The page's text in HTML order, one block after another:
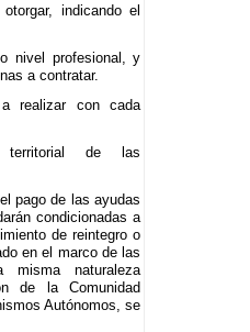
indicando el
nivel profesional, y
a contratar.
realizar con cada
territorial de las
pago de las ayudas
condicionadas a
de reintegro o
en el marco de las
naturaleza
de la Comunidad
Autónomos, se